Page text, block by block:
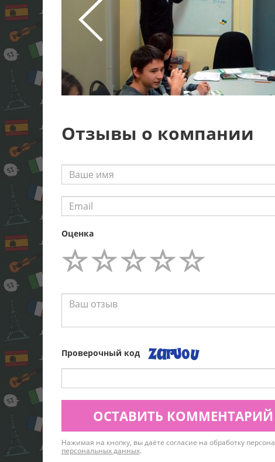
Отзывы о компании
Оценка
Проверочный код
ОСТАВИТЬ КОММЕНТАРИЙ
Нажимая на кнопку, вы даёте согласие на обработку
персональных данных.